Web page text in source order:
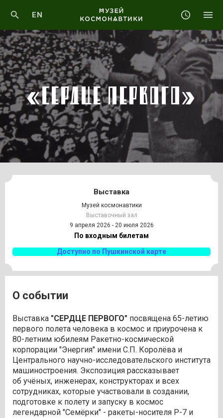
EN
«СЕРДЦЕ ПЕРВОГО»
Выставка
Музей космонавтики
Выставочный зал
9 апреля 2026 - 20 июля 2026
По входным билетам
Доступно по Пушкинской карте
О событии
Выставка "СЕРДЦЕ ПЕРВОГО" посвящена 65-летию
первого полета человека в космос и приурочена к
80-летним юбилеям Ракетно-космической
корпорации "Энергия" имени С.П. Королёва и
Центрального научно-исследовательского института
машиностроения. Экспозиция рассказывает
об учёных, инженерах, конструкторах и всех
сотрудниках, которые участвовали в создании,
подготовке к полету и запуску в космос
легендарной "Семёрки" - ракеты-носителя Р-7 и